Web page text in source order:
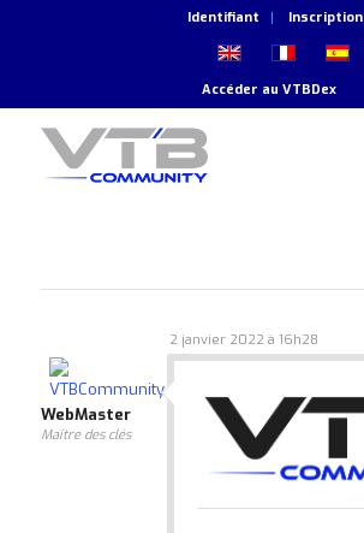
Identifiant Inscription
Accéder au VTBDex
2 janvier 2022 à 16h28
WebMaster
Maître des clés